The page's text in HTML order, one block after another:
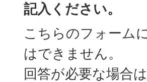
記入ください。
こちらのフォーム
はできません。
回答が必要な場合